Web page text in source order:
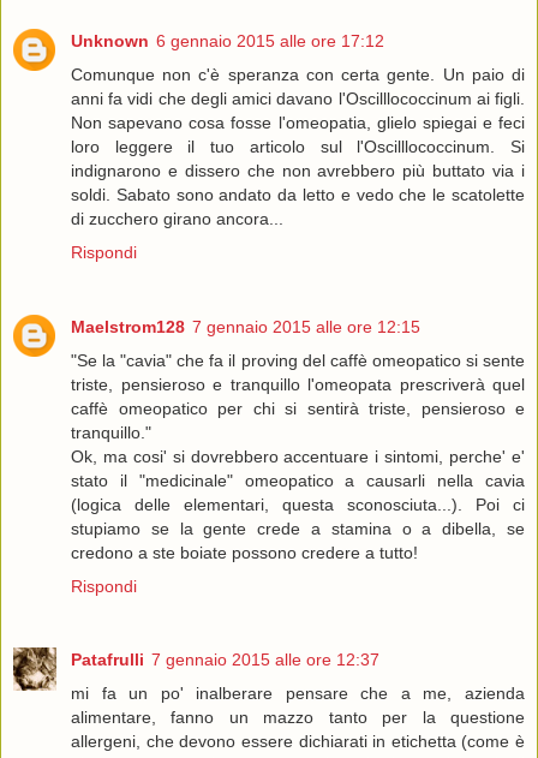
Unknown 6 gennaio 2015 alle ore 17:12
Comunque non c'è speranza con certa gente. Un paio di
anni fa vidi che degli amici davano l'Oscilllococcinum ai figli.
Non sapevano cosa fosse l'omeopatia, glielo spiegai e feci
loro leggere il tuo articolo sul l'Oscilllococcinum. Si
indignarono e dissero che non avrebbero più buttato via i
soldi. Sabato sono andato da letto e vedo che le scatolette
di zucchero girano ancora...
Rispondi
Maelstrom128 7 gennaio 2015 alle ore 12:15
"Se la "cavia" che fa il proving del caffè omeopatico si sente
triste, pensieroso e tranquillo l'omeopata prescriverà quel
caffè omeopatico per chi si sentirà triste, pensieroso e
tranquillo."
Ok, ma cosi' si dovrebbero accentuare i sintomi, perche' e'
stato il "medicinale" omeopatico a causarli nella cavia
(logica delle elementari, questa sconosciuta...). Poi ci
stupiamo se la gente crede a stamina o a dibella, se
credono a ste boiate possono credere a tutto!
Rispondi
Patafrulli 7 gennaio 2015 alle ore 12:37
mi fa un po' inalberare pensare che a me, azienda
alimentare, fanno un mazzo tanto per la questione
allergeni, che devono essere dichiarati in etichetta (come è